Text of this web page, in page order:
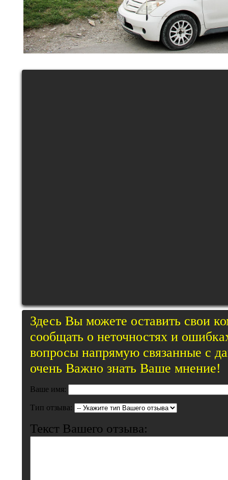
Здесь Вы можете оставить свои
сообщать о неточностях и
вопросы напрямую связанные с
очень Важно знать Ваше мнение!
Ваше имя:
Тип отзыва:
Текст Вашего отзыва: